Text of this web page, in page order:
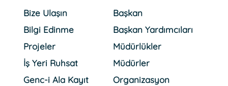
Bize Ulaşın
Bilgi Edinme
Projeler
İş Yeri Ruhsat
Genc-i Ala Kayıt
Başkan
Başkan Yardımcıları
Müdürlükler
Müdürler
Organizasyon